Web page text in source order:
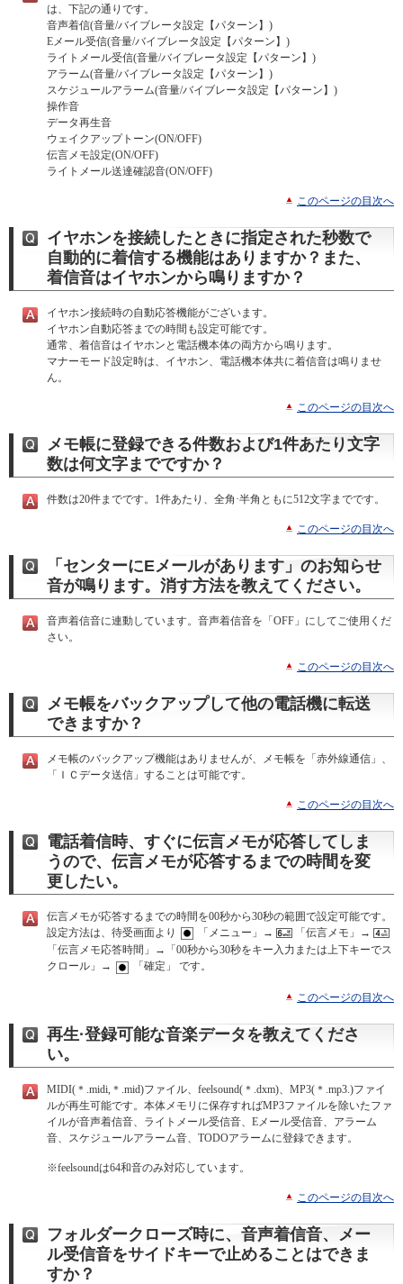
は、下記の通りです。
音声着信(音量/バイブレータ設定【パターン】)
Eメール受信(音量/バイブレータ設定【パターン】)
ライトメール受信(音量/バイブレータ設定【パターン】)
アラーム(音量/バイブレータ設定【パターン】)
スケジュールアラーム(音量/バイブレータ設定【パターン】)
操作音
データ再生音
ウェイクアップトーン(ON/OFF)
伝言メモ設定(ON/OFF)
ライトメール送達確認音(ON/OFF)
このページの目次へ
イヤホンを接続したときに指定された秒数で
自動的に着信する機能はありますか？また、
着信音はイヤホンから鳴りますか？
イヤホン接続時の自動応答機能がございます。
イヤホン自動応答までの時間も設定可能です。
通常、着信音はイヤホンと電話機本体の両方から鳴ります。
マナーモード設定時は、イヤホン、電話機本体共に着信音は鳴りませ
ん。
このページの目次へ
メモ帳に登録できる件数および1件あたり文字
数は何文字までですか？
件数は20件までです。1件あたり、全角·半角ともに512文字までです。
このページの目次へ
「センターにEメールがあります」のお知らせ
音が鳴ります。消す方法を教えてください。
音声着信音に連動しています。音声着信音を「OFF」にしてご使用くだ
さい。
このページの目次へ
メモ帳をバックアップして他の電話機に転送
できますか？
メモ帳のバックアップ機能はありませんが、メモ帳を「赤外線通信」、
「ＩＣデータ送信」することは可能です。
このページの目次へ
電話着信時、すぐに伝言メモが応答してしま
うので、伝言メモが応答するまでの時間を変
更したい。
伝言メモが応答するまでの時間を00秒から30秒の範囲で設定可能です。
設定方法は、待受画面より
「メニュー」→
「伝言メモ」→
「伝言メモ応答時間」→「00秒から30秒をキー入力または上下キーでス
クロール」→
「確定」 です。
このページの目次へ
再生·登録可能な音楽データを教えてくださ
い。
MIDI(＊.midi,＊.mid)ファイル、feelsound(＊.dxm)、MP3(＊.mp3.)ファイ
ルが再生可能です。本体メモリに保存すればMP3ファイルを除いたファ
イルが音声着信音、ライトメール受信音、Eメール受信音、アラーム
音、スケジュールアラーム音、TODOアラームに登録できます。
※feelsoundは64和音のみ対応しています。
このページの目次へ
フォルダークローズ時に、音声着信音、メー
ル受信音をサイドキーで止めることはできま
すか？